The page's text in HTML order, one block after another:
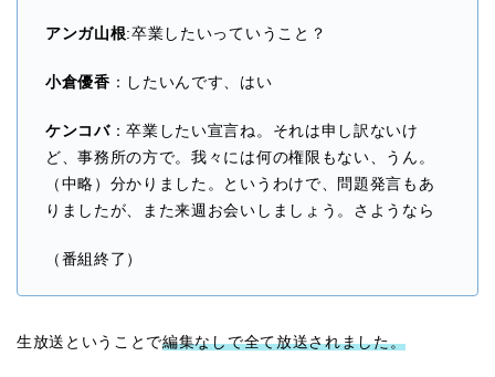
アンガ山根:卒業したいっていうこと？
小倉優香 ：したいんです、はい
ケンコバ：卒業したい宣言ね。それは申し訳ないけ
ど、事務所の方で。我々には何の権限もない、うん。
（中略）分かりました。というわけで、問題発言もあ
りましたが、また来週お会いしましょう。さようなら
（番組終了）
生放送ということで編集なしで全て放送されました。